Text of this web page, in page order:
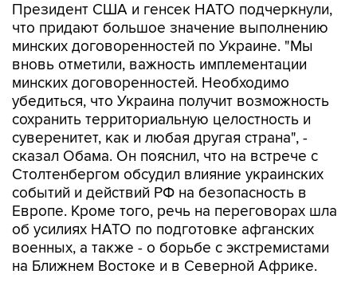
Президент США и генсек НАТО подчеркнули,
что придают большое значение выполнению
минских договоренностей по Украине. "Мы
вновь отметили, важность имплементации
минских договоренностей. Необходимо
убедиться, что Украина получит возможность
сохранить территориальную целостность и
суверенитет, как и любая другая страна", -
сказал Обама. Он пояснил, что на встрече с
Столтенбергом обсудил влияние украинских
событий и действий РФ на безопасность в
Европе. Кроме того, речь на переговорах шла
об усилиях НАТО по подготовке афганских
военных, а также - о борьбе с экстремистами
на Ближнем Востоке и в Северной Африке.